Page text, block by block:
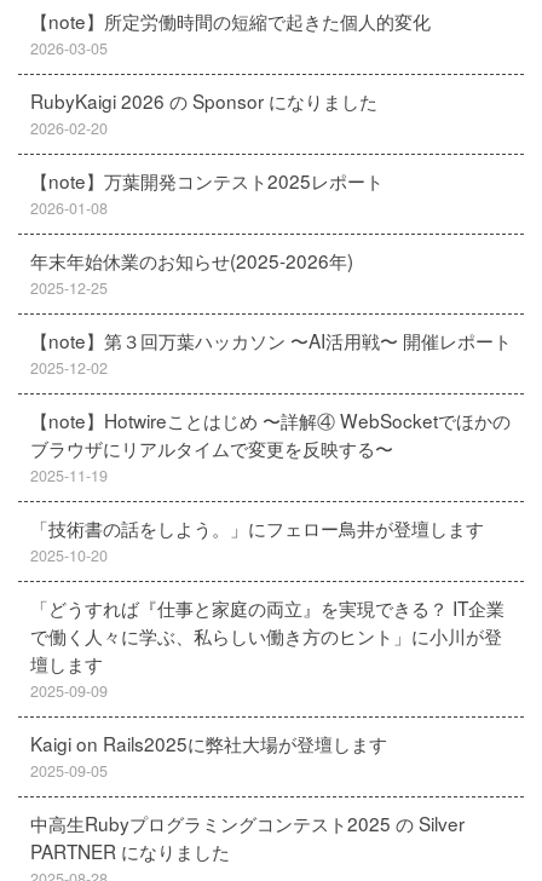
【note】所定労働時間の短縮で起きた個人的変化
2026-03-05
RubyKaigi 2026 の Sponsor になりました
2026-02-20
【note】万葉開発コンテスト2025レポート
2026-01-08
年末年始休業のお知らせ(2025-2026年)
2025-12-25
【note】第３回万葉ハッカソン 〜AI活用戦〜 開催レポート
2025-12-02
【note】Hotwireことはじめ 〜詳解④ WebSocketでほかの
ブラウザにリアルタイムで変更を反映する〜
2025-11-19
「技術書の話をしよう。」にフェロー鳥井が登壇します
2025-10-20
「どうすれば『仕事と家庭の両立』を実現できる？ IT企業
で働く人々に学ぶ、私らしい働き方のヒント」に小川が登
壇します
2025-09-09
Kaigi on Rails2025に弊社大場が登壇します
2025-09-05
中高生Rubyプログラミングコンテスト2025 の Silver
PARTNER になりました